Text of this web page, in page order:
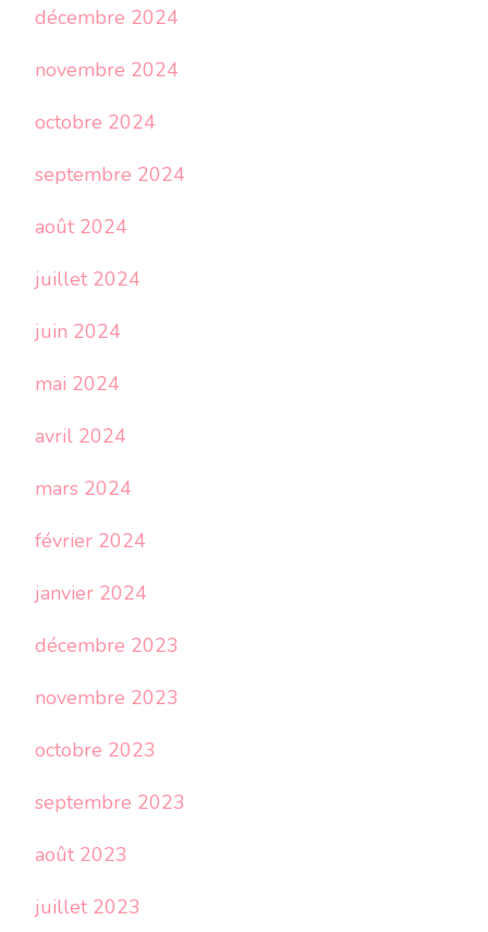
décembre 2024
novembre 2024
octobre 2024
septembre 2024
août 2024
juillet 2024
juin 2024
mai 2024
avril 2024
mars 2024
février 2024
janvier 2024
décembre 2023
novembre 2023
octobre 2023
septembre 2023
août 2023
juillet 2023